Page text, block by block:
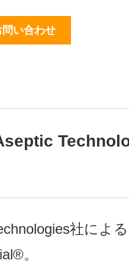
問い合わせ
社によ
。